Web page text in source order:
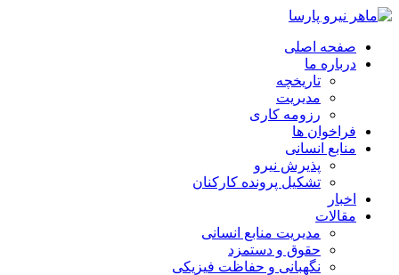
صفحه اصلی
درباره ما
تاریخچه
مدیریت
رزومه کاری
فراخوان ها
منابع انسانی
پذیرش نیرو
تشکیل پرونده کارکنان
اخبار
مقالات
مدیریت منابع انسانی
حقوق و دستمزد
نگهبانی و حفاظت فیزیکی